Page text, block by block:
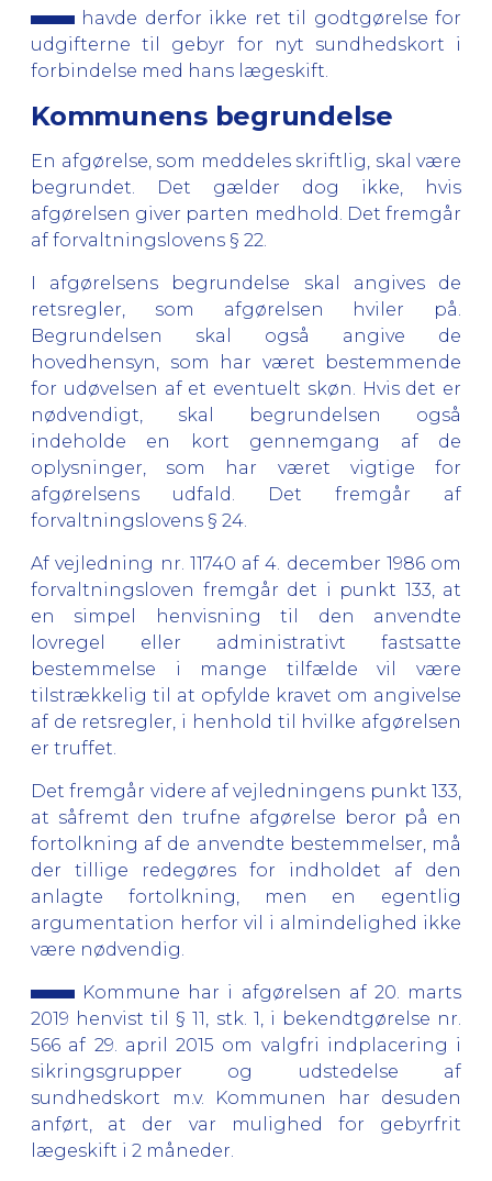
havde derfor ikke ret til godtgørelse for
udgifterne til gebyr for nyt sundhedskort i
forbindelse med hans lægeskift.
Kommunens begrundelse
En afgørelse, som meddeles skriftlig, skal være
begrundet. Det gælder dog ikke, hvis
afgørelsen giver parten medhold. Det fremgår
af forvaltningslovens § 22.
I afgørelsens begrundelse skal angives de
retsregler, som afgørelsen hviler på.
Begrundelsen skal også angive de
hovedhensyn, som har været bestemmende
for udøvelsen af et eventuelt skøn. Hvis det er
nødvendigt, skal begrundelsen også
indeholde en kort gennemgang af de
oplysninger, som har været vigtige for
afgørelsens udfald. Det fremgår af
forvaltningslovens § 24.
Af vejledning nr. 11740 af 4. december 1986 om
forvaltningsloven fremgår det i punkt 133, at
en simpel henvisning til den anvendte
lovregel eller administrativt fastsatte
bestemmelse i mange tilfælde vil være
tilstrækkelig til at opfylde kravet om angivelse
af de retsregler, i henhold til hvilke afgørelsen
er truffet.
Det fremgår videre af vejledningens punkt 133,
at såfremt den trufne afgørelse beror på en
fortolkning af de anvendte bestemmelser, må
der tillige redegøres for indholdet af den
anlagte fortolkning, men en egentlig
argumentation herfor vil i almindelighed ikke
være nødvendig.
Kommune har i afgørelsen af 20. marts
2019 henvist til § 11, stk. 1, i bekendtgørelse nr.
566 af 29. april 2015 om valgfri indplacering i
sikringsgrupper og udstedelse af
sundhedskort m.v. Kommunen har desuden
anført, at der var mulighed for gebyrfrit
lægeskift i 2 måneder.